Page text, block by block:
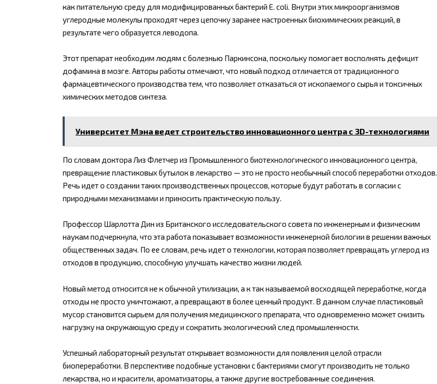
как питательную среду для модифицированных бактерий E. coli. Внутри этих микроорганизмов
углеродные молекулы проходят через цепочку заранее настроенных биохимических реакций, в
результате чего образуется леводопа.
Этот препарат необходим людям с болезнью Паркинсона, поскольку помогает восполнять дефицит
дофамина в мозге. Авторы работы отмечают, что новый подход отличается от традиционного
фармацевтического производства тем, что позволяет отказаться от ископаемого сырья и токсичных
химических методов синтеза.
Университет Мэна ведет строительство инновационного центра с 3D-технологиями
По словам доктора Лиз Флетчер из Промышленного биотехнологического инновационного центра,
превращение пластиковых бутылок в лекарство — это не просто необычный способ переработки отходов.
Речь идет о создании таких производственных процессов, которые будут работать в согласии с
природными механизмами и приносить практическую пользу.
Профессор Шарлотта Дин из Британского исследовательского совета по инженерным и физическим
наукам подчеркнула, что эта работа показывает возможности инженерной биологии в решении важных
общественных задач. По ее словам, речь идет о технологии, которая позволяет превращать углерод из
отходов в продукцию, способную улучшать качество жизни людей.
Новый метод относится не к обычной утилизации, а к так называемой восходящей переработке, когда
отходы не просто уничтожают, а превращают в более ценный продукт. В данном случае пластиковый
мусор становится сырьем для получения медицинского препарата, что одновременно может снизить
нагрузку на окружающую среду и сократить экологический след промышленности.
Успешный лабораторный результат открывает возможности для появления целой отрасли
биопереработки. В перспективе подобные установки с бактериями смогут производить не только
лекарства, но и красители, ароматизаторы, а также другие востребованные соединения.